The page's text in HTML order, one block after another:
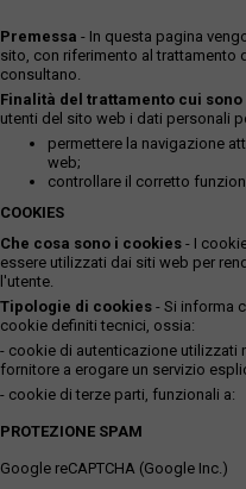
Premessa - In questa pagina
sito, con riferimento al trattamento
consultano.
Finalità del trattamento cui
utenti del sito web i dati personali
permettere la navigazione
web;
controllare il corretto
COOKIES
Che cosa sono i cookies - I
essere utilizzati dai siti web per
l'utente.
Tipologie di cookies - Si informa
cookie definiti tecnici, ossia:
- cookie di autenticazione utilizzati
fornitore a erogare un servizio
- cookie di terze parti, funzionali a:
PROTEZIONE SPAM
Google reCAPTCHA (Google Inc.)